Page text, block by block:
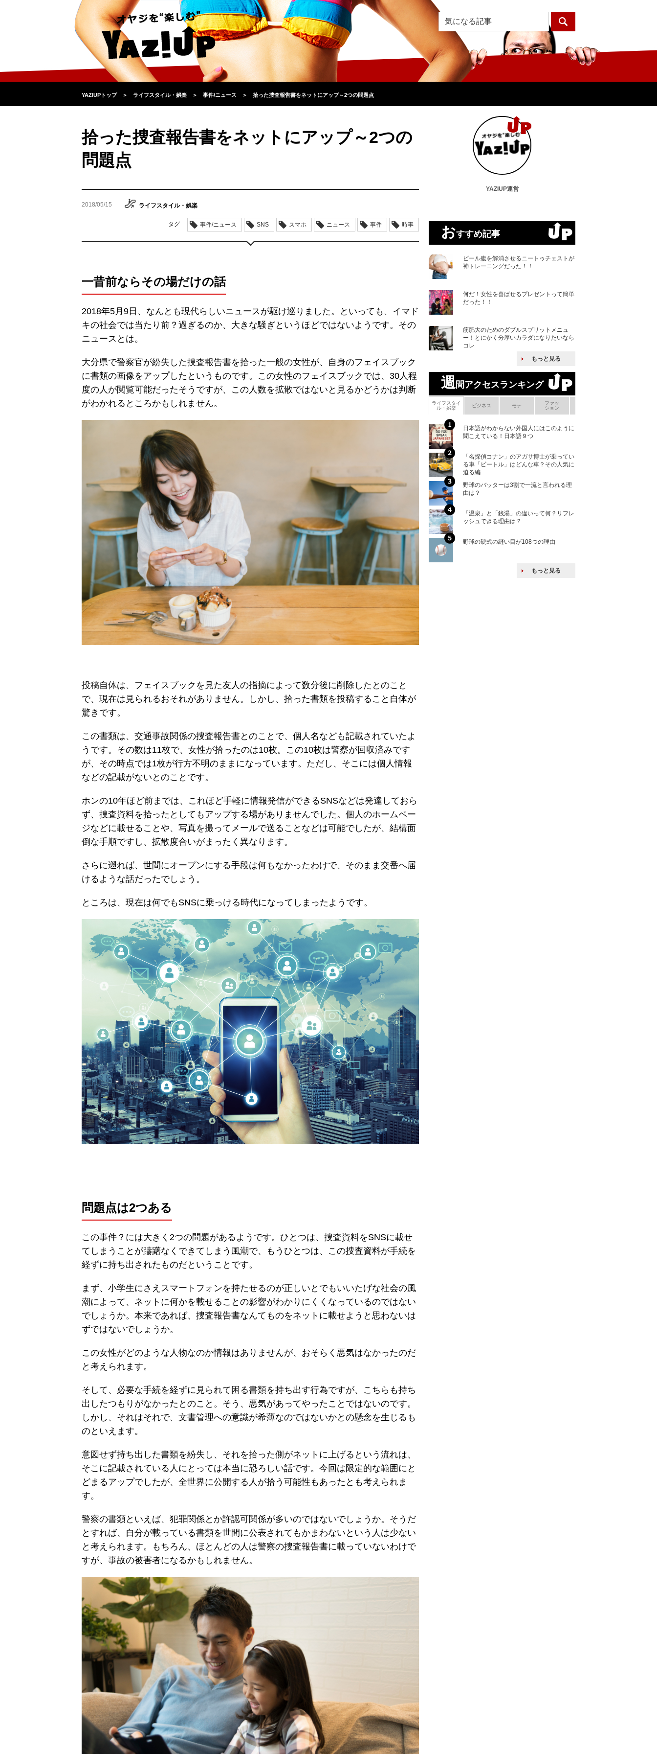
YAZIUPトップ ＞ ライフスタイル・娯楽 ＞ 事件/ニュース ＞ 拾った捜査報告書をネットにアップ～2つの問題点
拾った捜査報告書をネットにアップ～2つの
問題点
2018/05/15 ライフスタイル・娯楽
タグ 事件/ニュース SNS スマホ ニュース 事件 時事
一昔前ならその場だけの話
2018年5月9日、なんとも現代らしいニュースが駆け巡りました。といっても、イマド
キの社会では当たり前？過ぎるのか、大きな騒ぎというほどではないようです。その
ニュースとは。
大分県で警察官が紛失した捜査報告書を拾った一般の女性が、自身のフェイスブック
に書類の画像をアップしたというものです。この女性のフェイスブックでは、30人程
度の人が閲覧可能だったそうですが、この人数を拡散ではないと見るかどうかは判断
がわかれるところかもしれません。
投稿自体は、フェイスブックを見た友人の指摘によって数分後に削除したとのこと
で、現在は見られるおそれがありません。しかし、拾った書類を投稿すること自体が
驚きです。
この書類は、交通事故関係の捜査報告書とのことで、個人名なども記載されていたよ
うです。その数は11枚で、女性が拾ったのは10枚。この10枚は警察が回収済みです
が、その時点では1枚が行方不明のままになっています。ただし、そこには個人情報
などの記載がないとのことです。
ホンの10年ほど前までは、これほど手軽に情報発信ができるSNSなどは発達しておら
ず、捜査資料を拾ったとしてもアップする場がありませんでした。個人のホームペー
ジなどに載せることや、写真を撮ってメールで送ることなどは可能でしたが、結構面
倒な手順ですし、拡散度合いがまったく異なります。
さらに遡れば、世間にオープンにする手段は何もなかったわけで、そのまま交番へ届
けるような話だったでしょう。
ところは、現在は何でもSNSに乗っける時代になってしまったようです。
問題点は2つある
この事件？には大きく2つの問題があるようです。ひとつは、捜査資料をSNSに載せ
てしまうことが躊躇なくできてしまう風潮で、もうひとつは、この捜査資料が手続を
経ずに持ち出されたものだということです。
まず、小学生にさえスマートフォンを持たせるのが正しいとでもいいたげな社会の風
潮によって、ネットに何かを載せることの影響がわかりにくくなっているのではない
でしょうか。本来であれば、捜査報告書なんてものをネットに載せようと思わないは
ずではないでしょうか。
この女性がどのような人物なのか情報はありませんが、おそらく悪気はなかったのだ
と考えられます。
そして、必要な手続を経ずに見られて困る書類を持ち出す行為ですが、こちらも持ち
出したつもりがなかったとのこと。そう、悪気があってやったことではないのです。
しかし、それはそれで、文書管理への意識が希薄なのではないかとの懸念を生じるも
のといえます。
意図せず持ち出した書類を紛失し、それを拾った側がネットに上げるという流れは、
そこに記載されている人にとっては本当に恐ろしい話です。今回は限定的な範囲にと
どまるアップでしたが、全世界に公開する人が拾う可能性もあったとも考えられま
す。
警察の書類といえば、犯罪関係とか許認可関係が多いのではないでしょうか。そうだ
とすれば、自分が載っている書類を世間に公表されてもかまわないという人は少ない
と考えられます。もちろん、ほとんどの人は警察の捜査報告書に載っていないわけで
すが、事故の被害者になるかもしれません。
YAZIUP運営
おすすめ記事
ビール腹を解消させるニートゥチェストが
神トレーニングだった！！
何だ！女性を喜ばせるプレゼントって簡単
だった！！
筋肥大のためのダブルスプリットメニュ
ー！とにかく分厚いカラダになりたいなら
コレ
もっと見る
週間アクセスランキング
ライフスタイ
ル・娯楽
ビジネス モテ
ファッ
ション
日本語がわからない外国人にはこのように
聞こえている！日本語９つ
「名探偵コナン」のアガサ博士が乗ってい
る車「ビートル」はどんな車？その人気に
迫る編
野球のバッターは3割で一流と言われる理
由は？
「温泉」と「銭湯」の違いって何？リフレ
ッシュできる理由は？
野球の硬式の縫い目が108つの理由
もっと見る